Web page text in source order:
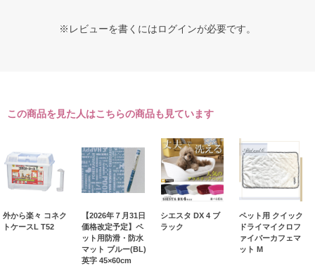
※レビューを書くにはログインが必要です。
この商品を見た人はこちらの商品も見ています
外から楽々 コネク
トケースL T52
【2026年７月31日
価格改定予定】ペ
ット用防滑・防水
マット ブルー(BL)
英字 45×60cm
シエスタ DX 4 ブ
ラック
ペット用 クイック
ドライマイクロフ
ァイバーカフェマ
ット M